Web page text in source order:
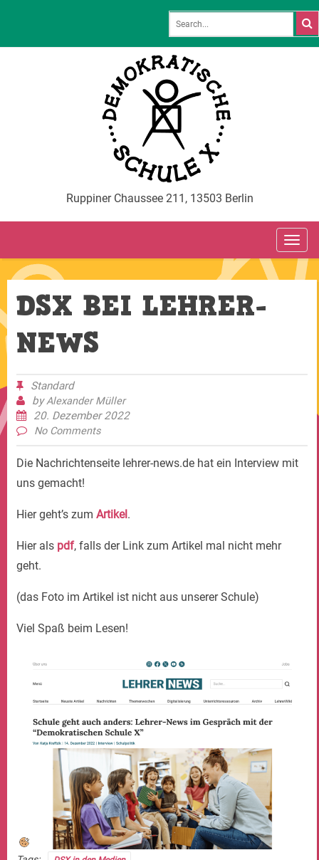
Ruppiner Chaussee 211, 13503 Berlin
DSX BEI LEHRER-
NEWS
Standard
byAlexander Müller
20. Dezember 2022
No Comments
Die Nachrichtenseite lehrer-news.de hat ein Interview mit
uns gemacht!
Hier geht’s zumArtikel.
Hier als pdf, falls der Link zum Artikel mal nicht mehr
geht.
(das Foto im Artikel ist nicht aus unserer Schule)
Viel Spaß beim Lesen!